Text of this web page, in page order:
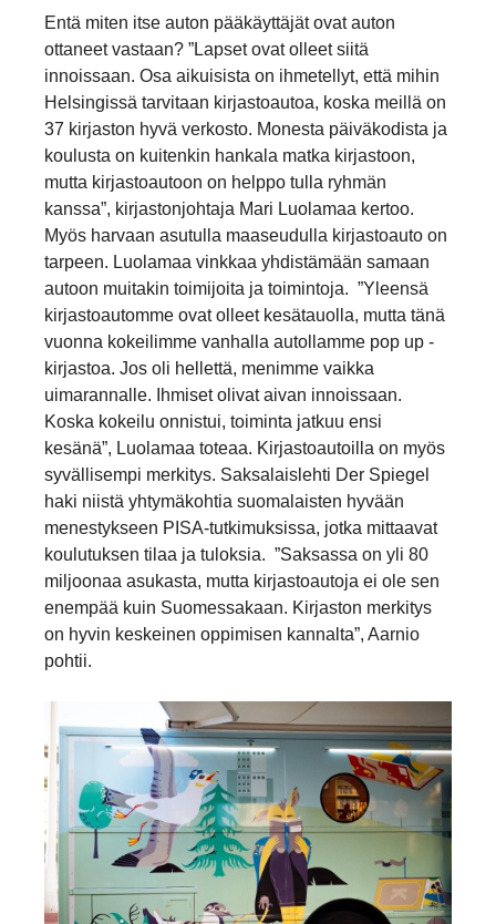
Entä miten itse auton pääkäyttäjät ovat auton
ottaneet vastaan? ”Lapset ovat olleet siitä
innoissaan. Osa aikuisista on ihmetellyt, että mihin
Helsingissä tarvitaan kirjastoautoa, koska meillä on
37 kirjaston hyvä verkosto. Monesta päiväkodista ja
koulusta on kuitenkin hankala matka kirjastoon,
mutta kirjastoautoon on helppo tulla ryhmän
kanssa”, kirjastonjohtaja Mari Luolamaa kertoo.
Myös harvaan asutulla maaseudulla kirjastoauto on
tarpeen. Luolamaa vinkkaa yhdistämään samaan
autoon muitakin toimijoita ja toimintoja. ”Yleensä
kirjastoautomme ovat olleet kesätauolla, mutta tänä
vuonna kokeilimme vanhalla autollamme pop up -
kirjastoa. Jos oli hellettä, menimme vaikka
uimarannalle. Ihmiset olivat aivan innoissaan.
Koska kokeilu onnistui, toiminta jatkuu ensi
kesänä”, Luolamaa toteaa. Kirjastoautoilla on myös
syvällisempi merkitys. Saksalaislehti Der Spiegel
haki niistä yhtymäkohtia suomalaisten hyvään
menestykseen PISA-tutkimuksissa, jotka mittaavat
koulutuksen tilaa ja tuloksia. ”Saksassa on yli 80
miljoonaa asukasta, mutta kirjastoautoja ei ole sen
enempää kuin Suomessakaan. Kirjaston merkitys
on hyvin keskeinen oppimisen kannalta”, Aarnio
pohtii.